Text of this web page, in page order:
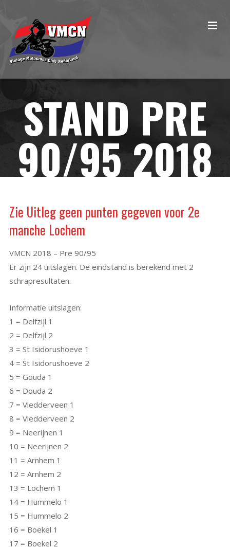
STAND PRE
90/95 2018
Zie Uitleg geen punten gegeven voor 2e
manche Lochem
VMCN 2018 – Pre 90/95
Er zijn 24 uitslagen. De eindstand is berekend met 2
schrapresultaten.
Informatie uitslagen:
1 = Delfzijl 1
2 = Delfzijl 2
3 = St Isidorushoeve 1
4 = St Isidorushoeve 2
5 = Gouda 1
6 = Douda 2
7 = Vledderveen 1
8 = Vledderveen 2
9 = Neerijnen 1
10 = Neerijnen 2
11 = Arnhem 1
12 = Arnhem 2
13 = Lochem 1
14 = Hummelo 1
15 = Hummelo 2
16 = Boekel 1
17 = Boekel 2